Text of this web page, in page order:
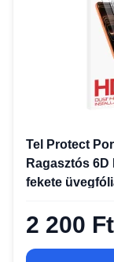
Tel Protect
Ragasztós
fekete
2 200 Ft